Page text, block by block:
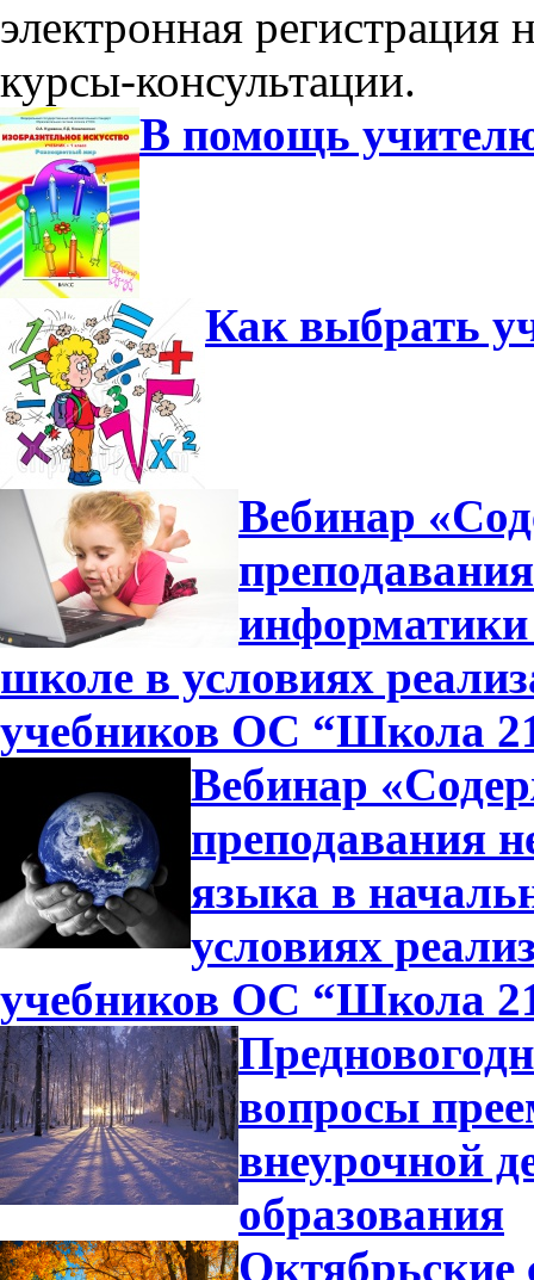
электронная
курсы-консультации.
В помощь
Как выбрать
Вебинар
информатики
школе в условиях
учебников ОС “Школа
Вебинар
преподавания
языка в
условиях
учебников ОС “Школа
вопросы
внеурочной
образования